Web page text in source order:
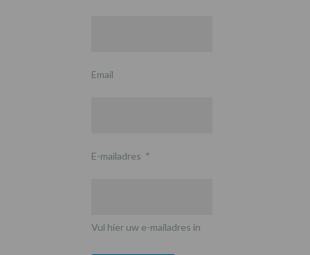
Email
E-mailadres *
Vul hier uw e-mailadres in